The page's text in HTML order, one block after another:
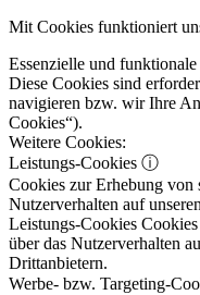
Mit Cookies funktioniert
Essenzielle und
Diese Cookies sind
navigieren bzw. wir Ihre
Cookies“).
Weitere Cookies:
Leistungs-Cookies ⓘ
Cookies zur Erhebung von
Nutzerverhalten auf
Leistungs-Cookies
über das Nutzerverhalten
Drittanbietern.
Werbe- bzw. Targeting-